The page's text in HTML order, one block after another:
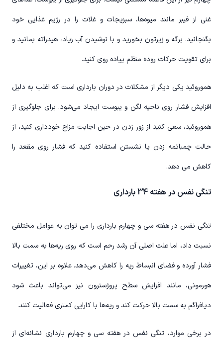
غنی از فیبر مانند میوه‌ها، سبزیجات و غلات را در رژیم غذایی خود
بگنجانید. برگه و زیرتون بخورید و با نوشیدن آب زیاد، هیدراته بمانید و
برای تقویت حرکات روده منظم پیاده روی کنید.
هموروئید یکی دیگر از مشکلات در دوران بارداری است که اغلب به دلیل
افزایش فشار روی ناحیه لگن و یبوست ایجاد می‌شود. برای جلوگیری از
هموروئید، سعی کنید از زور زدن در حین اجابت مزاج خودداری کنید، از
حالت چمباتمه زدن یا نشستن استفاده کنید که فشار روی مقعد را
کاهش می دهد.
تنگی نفس در هفته 34 بارداری
تنگی نفس در هفته سی و چهارم بارداری را می توان به عوامل مختلفی
نسبت داد، اما علت اصلی آن رشد رحم است که روی ریه‌ها به سمت بالا
فشار آورده و فضای انبساط ریه را کاهش می‌دهد. علاوه بر این، تغییرات
هورمونی، مانند افزایش سطح پروژسترون نیز می‌تواند باعث شود
دیافراگم به سمت بالا حرکت کند و ریه‌ها با کارایی کمتری فعالیت کنند.
در برخی موارد، تنگی نفس در هفته سی و چهارم بارداری نشانه‌ای از